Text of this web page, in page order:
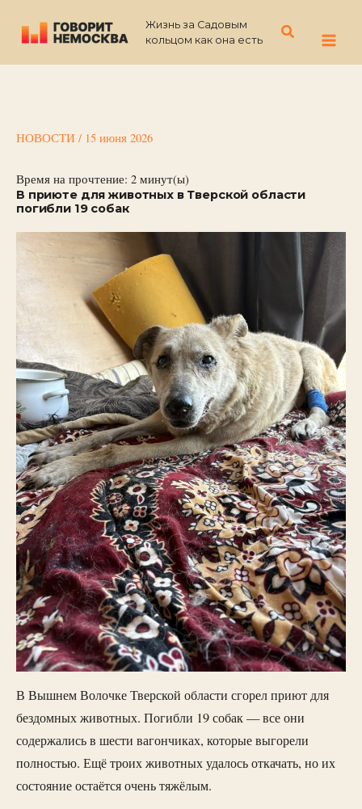
содержимому
Жизнь за Садовым
кольцом как она есть
Поиск
НОВОСТИ / 15 июня 2026
Время на прочтение: 2 минут(ы)
В приюте для животных в Тверской области
погибли 19 собак
В Вышнем Волочке Тверской области сгорел приют для
бездомных животных. Погибли 19 собак — все они
содержались в шести вагончиках, которые выгорели
полностью. Ещё троих животных удалось откачать, но их
состояние остаётся очень тяжёлым.